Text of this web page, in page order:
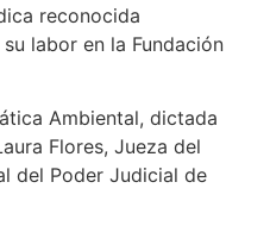
reconocida
labor en la Fundación
Ambiental, dictada
Flores, Jueza del
del Poder Judicial de